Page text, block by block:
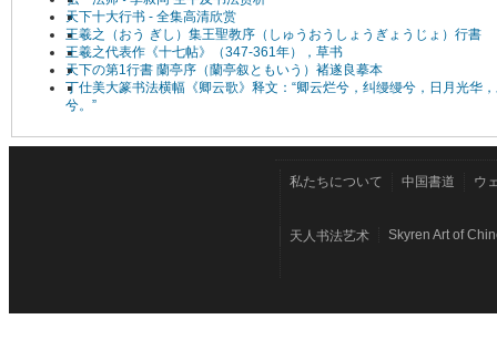
天下十大行书 - 全集高清欣赏
王羲之（おう ぎし）集王聖教序（しゅうおうしょうぎょうじょ）行書
王羲之代表作《十七帖》（347-361年），草书
天下の第1行書 蘭亭序（蘭亭叙ともいう）褚遂良摹本
丁仕美大篆书法横幅《卿云歌》释文：“卿云烂兮，纠缦缦兮，日月光华
兮。”
私たちについて 中国書道 ウ
天人书法艺术 Skyren Art of